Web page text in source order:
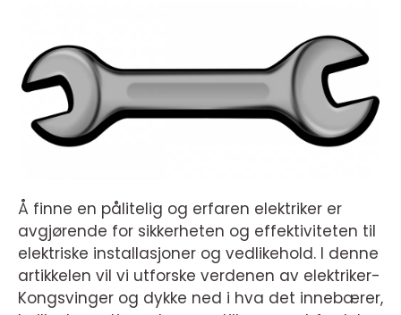
Å finne en pålitelig og erfaren elektriker er
avgjørende for sikkerheten og effektiviteten til
elektriske installasjoner og vedlikehold. I denne
artikkelen vil vi utforske verdenen av elektriker-
Kongsvinger og dykke ned i hva det innebærer,